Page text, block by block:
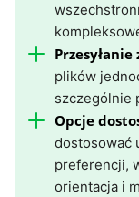
Przesyłanie
plików
szczególnie
Opcje
dostosować
preferencji,
orientacja i